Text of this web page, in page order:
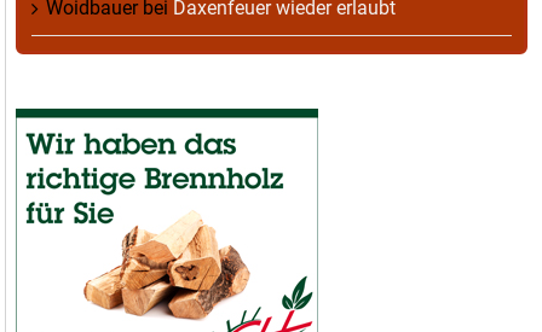
Woidbauerbei Daxenfeuer wieder erlaubt